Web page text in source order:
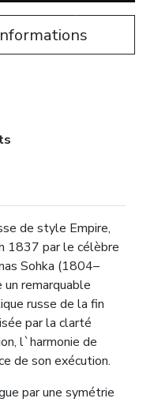
panier
de style Empire,
1837 par le célèbre
Sohka (1804–
remarquable
russe de la fin
par la clarté
l`harmonie de
de son exécution.
par une symétrie